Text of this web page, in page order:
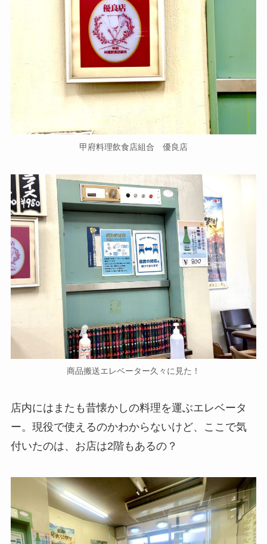
甲府料理飲食店組合 優良店
商品搬送エレベーター久々に見た！
店内にはまたも昔懐かしの料理を運ぶエレベータ
ー。現役で使えるのかわからないけど、ここで気
付いたのは、お店は2階もあるの？